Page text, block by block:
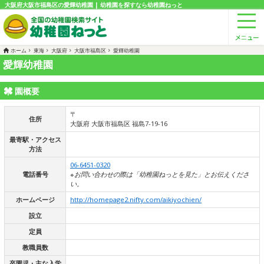
大阪府大阪市福島区の愛輝幼稚園 | 幼稚園を探すなら幼稚園ねっと
ホーム 東海 大阪府 大阪市福島区 愛輝幼稚園
愛輝幼稚園
園概要
住所
〒
大阪府 大阪市福島区 福島7-19-16
最寄駅・アクセス
方法
電話番号
06-6451-0320
※お問い合わせの際は「幼稚園ねっとを見た」とお伝えくださ
い。
ホームページ
http://homepage2.nifty.com/aikiyochien/
設立
定員
教職員数